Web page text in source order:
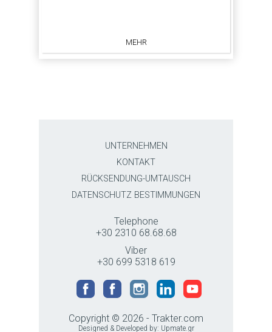
MEHR
UNTERNEHMEN
KONTAKT
RÜCKSENDUNG-UMTAUSCH
DATENSCHUTZ BESTIMMUNGEN
Telephone
+30 2310 68.68.68
Viber
+30 699 5318 619
Copyright © 2026 - Trakter.com
Designed & Developed by: Upmate.gr